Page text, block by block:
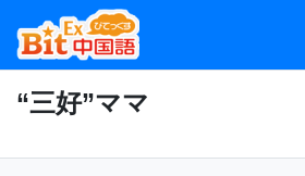
“三好”ママ